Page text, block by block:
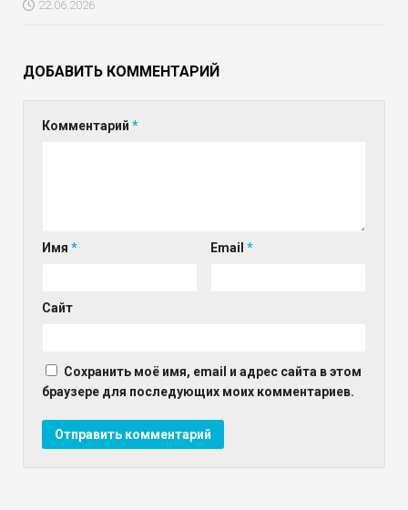
22.06.2026
ДОБАВИТЬ КОММЕНТАРИЙ
Комментарий *
Имя * Email*
Сайт
Сохранить моё имя, email и адрес сайта в этом
браузере для последующих моих комментариев.